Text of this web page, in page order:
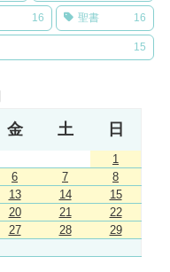
16 聖書 16
15
金 土 日
1
6 7
8
13 14
15
20 21
22
27 28
29